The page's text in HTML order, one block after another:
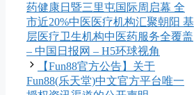
药健康日暨三里屯国际周启幕 全
市近20%中医医疗机构汇聚朝阳 基
层医疗卫生机构中医药服务全覆盖
– 中国日报网 – H5环球视角
【Fun88官方公告】关于
Fun88(乐天堂)中文官方平台唯一